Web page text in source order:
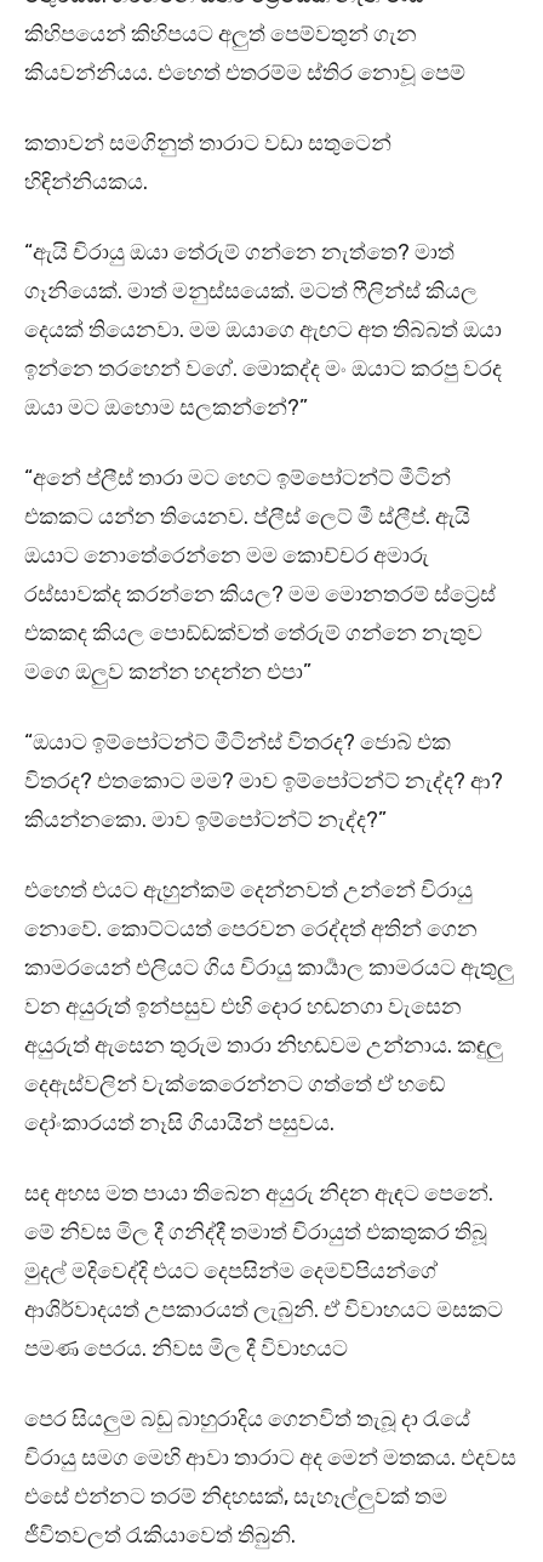
කිහිපයෙන් කිහිපයට අලුත් පෙම්වතුන් ගැන
කියවන්නියය. එහෙත් එතරම්ම ස්තිර නොවූ පෙම්
කතාවන් සමගිනුත් තාරාට වඩා සතුටෙන්
හිඳින්නියකය.
“ඇයි චිරායු ඔයා තේරුම් ගන්නෙ නැත්තෙ? මාත්
ගෑනියෙක්. මාත් මනුස්සයෙක්. මටත් ෆීලින්ස් කියල
දෙයක් තියෙනවා. මම ඔයාගෙ ඇඟට අත තිබ්බත් ඔයා
ඉන්නෙ තරහෙන් වගේ. මොකද්ද මං ඔයාට කරපු වරද
ඔයා මට ඔහොම සලකන්නේ?”
“අනේ ප්ලීස් තාරා මට හෙට ඉම්පෝටන්ට් මීටින්
එකකට යන්න තියෙනව. ප්ලීස් ලෙට් මී ස්ලීප්. ඇයි
ඔයාට නොතේරෙන්නෙ මම කොච්චර අමාරු
රස්සාවක්ද කරන්නෙ කියල? මම මොනතරම් ස්ට්‍රෙස්
එකකද කියල පොඩ්ඩක්වත් තේරුම් ගන්නෙ නැතුව
මගෙ ඔලුව කන්න හදන්න එපා”
“ඔයාට ඉම්පෝටන්ට් මීටින්ස් විතරද? ජොබ් එක
විතරද? එතකොට මම? මාව ඉම්පෝටන්ට් නැද්ද? ආ?
කියන්නකො. මාව ඉම්පෝටන්ට් නැද්ද?”
එහෙත් එයට ඇහුන්කම් දෙන්නවත් උන්නේ චිරායු
නොවේ. කොට්ටයත් පෙරවන රෙද්දත් අතින් ගෙන
කාමරයෙන් එලියට ගිය චිරායු කාර්‍යාල කාමරයට ඇතුලු
වන අයුරුත් ඉන්පසුව එහි දොර හඬනගා වැසෙන
අයුරුත් ඇසෙන තුරුම තාරා නිහඬවම උන්නාය. කඳුලු
දෙඇස්වලින් වැක්කෙරෙන්නට ගත්තේ ඒ හඬේ
දෝංකාරයත් නෑසි ගියායින් පසුවය.
සඳ අහස මත පායා තිබෙන අයුරු නිදන ඇඳට පෙනේ.
මේ නිවස මිල දී ගනිද්දී තමාත් චිරායුත් එකතුකර තිබූ
මුදල් මදිවෙද්දි එයට දෙපසින්ම දෙමව්පියන්ගේ
ආශිර්වාදයත් උපකාරයත් ලැබුනි. ඒ විවාහයට මසකට
පමණ පෙරය. නිවස මිල දී විවාහයට
පෙර සියලුම බඩු බාහුරාදිය ගෙනවිත් තැබූ දා රැයේ
චිරායු සමග මෙහි ආවා තාරාට අද මෙන් මතකය. එදවස
එසේ එන්නට තරම් නිදහසක්, සැහෑල්ලුවක් තම
ජීවිතවලත් රැකියාවෙත් තිබුනි.